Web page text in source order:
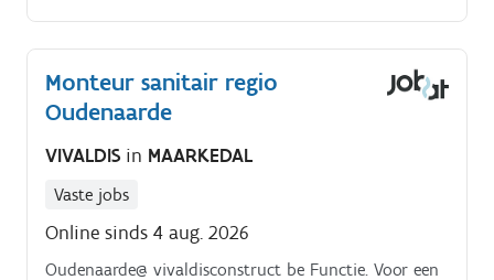
bekister.
Monteur sanitair regio
Oudenaarde
VIVALDIS in MAARKEDAL
Vaste jobs
Online sinds 4 aug. 2026
Oudenaarde@ vivaldisconstruct be Functie. Voor een